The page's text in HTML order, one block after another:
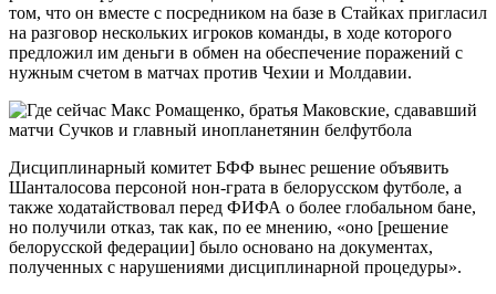
том, что он вместе с посредником на базе в Стайках пригласил
на разговор нескольких игроков команды, в ходе которого
предложил им деньги в обмен на обеспечение поражений с
нужным счетом в матчах против Чехии и Молдавии.
Дисциплинарный комитет БФФ вынес решение объявить
Шанталосова персоной нон-грата в белорусском футболе, а
также ходатайствовал перед ФИФА о более глобальном бане,
но получили отказ, так как, по ее мнению, «оно [решение
белорусской федерации] было основано на документах,
полученных с нарушениями дисциплинарной процедуры».